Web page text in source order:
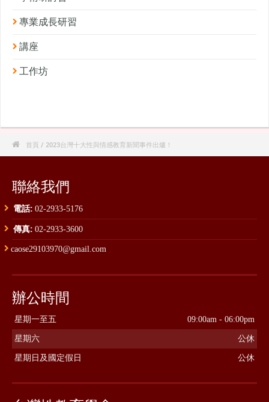
專業成長研習
講座
工作坊
 首頁 / 2023台灣十大性與情感教育新聞事件出爐！
聯絡我們
電話: 02-2933-5176
傳真: 02-2933-3600
caose29103970@gmail.com
辦公時間
星期一至五 09:00am - 06:00pm
星期六 公休
星期日及國定假日 公休